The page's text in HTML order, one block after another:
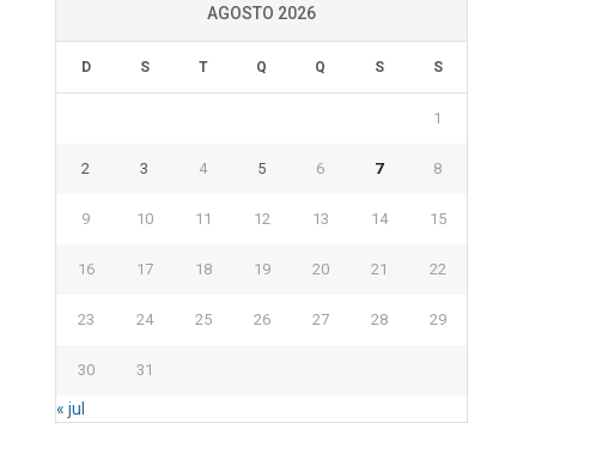
AGOSTO 2026
D S T Q Q S S
1
2 3 4 5 6 7 8
9 10 11 12 13 14 15
16 17 18 19 20 21 22
23 24 25 26 27 28 29
30 31
« jul